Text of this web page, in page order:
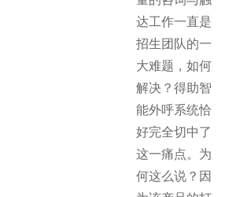
达工作一直是
招生团队的一
大难题，如何
解决？得助智
能外呼系统恰
好完全切中了
这一痛点。为
何这么说？因